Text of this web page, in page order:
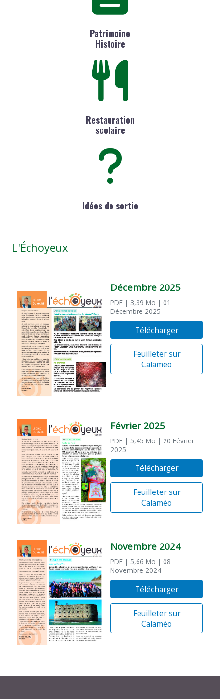
Patrimoine
Histoire
Restauration
scolaire
Idées de sortie
L'Échoyeux
Décembre 2025
PDF | 3,39 Mo | 01
Décembre 2025
Télécharger
Feuilleter sur
Calaméo
Février 2025
PDF | 5,45 Mo | 20 Février
2025
Télécharger
Feuilleter sur
Calaméo
Novembre 2024
PDF | 5,66 Mo | 08
Novembre 2024
Télécharger
Feuilleter sur
Calaméo